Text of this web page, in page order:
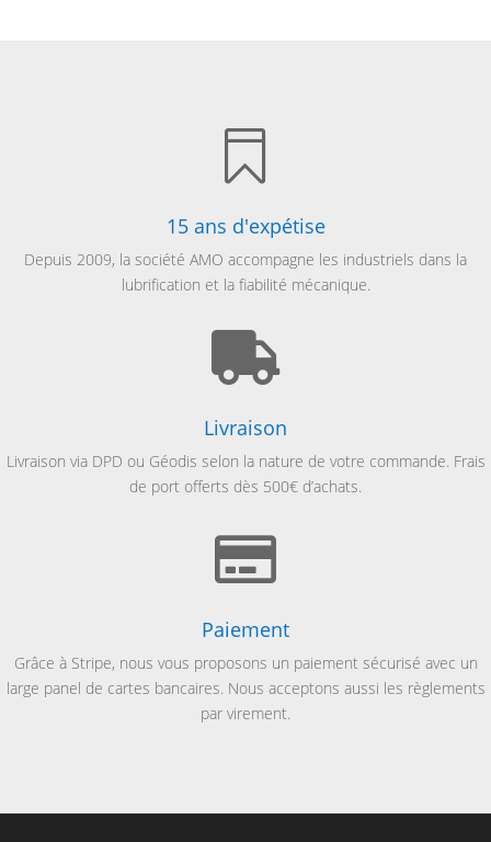

15 ans d'expétise
Depuis 2009, la société AMO accompagne les industriels dans la
lubrification et la fiabilité mécanique.

Livraison
Livraison via DPD ou Géodis selon la nature de votre commande. Frais
de port offerts dès 500€ d’achats.

Paiement
Grâce à Stripe, nous vous proposons un paiement sécurisé avec un
large panel de cartes bancaires. Nous acceptons aussi les règlements
par virement.